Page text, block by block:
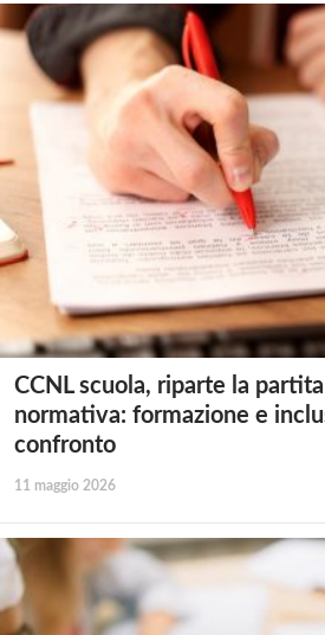
CCNL scuola, riparte la
normativa: formazione e
confronto
11 maggio 2026